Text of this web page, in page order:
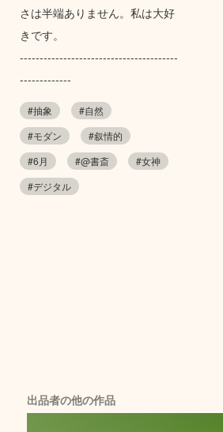
さは半端ありません。私は大好
きです。
----------------------------------------
-------------
#抽象
#自然
#モダン
#叙情的
#6月
#@書斎
#女神
#デジタル
出品者の他の作品